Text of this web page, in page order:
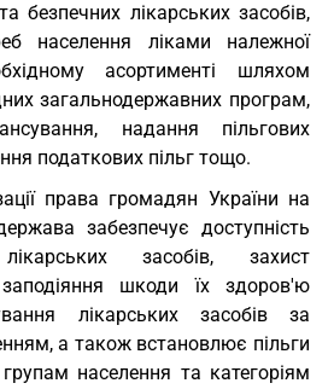
безпечних лікарських засобів,
населення ліками належної
асортименті шляхом
загальнодержавних програм,
надання пільгових
податкових пільг тощо.
права громадян України на
забезпечує доступність
лікарських засобів, захист
шкоди їх здоров'ю
лікарських засобів за
а також встановлює пільги
населення та категоріям